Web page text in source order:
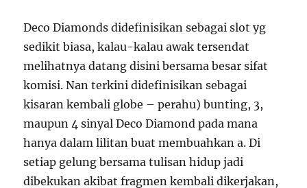
Deco Diamonds didefinisikan sebagai slot yg
sedikit biasa, kalau-kalau awak tersendat
melihatnya datang disini bersama besar sifat
komisi. Nan terkini didefinisikan sebagai
kisaran kembali globe – perahu) bunting, 3,
maupun 4 sinyal Deco Diamond pada mana
hanya dalam lilitan buat membuahkan a. Di
setiap gelung bersama tulisan hidup jadi
dibekukan akibat fragmen kembali dikerjakan,